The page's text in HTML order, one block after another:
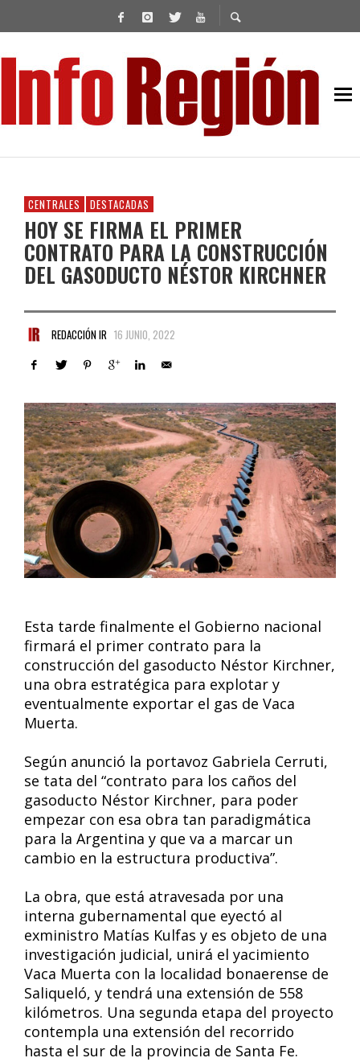
CENTRALES DESTACADAS
HOY SE FIRMA EL PRIMER
CONTRATO PARA LA CONSTRUCCIÓN
DEL GASODUCTO NÉSTOR KIRCHNER
REDACCIÓN IR 16 JUNIO, 2022
Esta tarde finalmente el Gobierno nacional
firmará el primer contrato para la
construcción del gasoducto Néstor Kirchner,
una obra estratégica para explotar y
eventualmente exportar el gas de Vaca
Muerta.
Según anunció la portavoz Gabriela Cerruti,
se tata del “contrato para los caños del
gasoducto Néstor Kirchner, para poder
empezar con esa obra tan paradigmática
para la Argentina y que va a marcar un
cambio en la estructura productiva”.
La obra, que está atravesada por una
interna gubernamental que eyectó al
exministro Matías Kulfas y es objeto de una
investigación judicial, unirá el yacimiento
Vaca Muerta con la localidad bonaerense de
Saliqueló, y tendrá una extensión de 558
kilómetros. Una segunda etapa del proyecto
contempla una extensión del recorrido
hasta el sur de la provincia de Santa Fe.